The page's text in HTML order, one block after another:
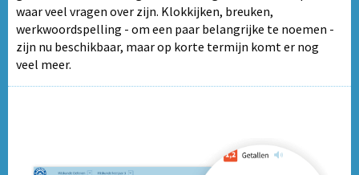
waar veel vragen over zijn. Klokkijken, breuken,
werkwoordspelling - om een paar belangrijke te noemen -
zijn nu beschikbaar, maar op korte termijn komt er nog
veel meer.